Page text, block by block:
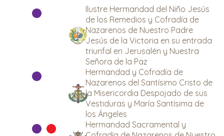
Ilustre Hermandad del Niño Jesús
de los Remedios y Cofradía de
Nazarenos de Nuestro Padre
Jesús de la Victoria en su entrada
triunfal en Jerusalén y Nuestra
Señora de la Paz
Hermandad y Cofradía de
Nazarenos del Santísimo Cristo de
la Misericordia Despojado de sus
Vestiduras y María Santísima de
los Ángeles
Hermandad Sacramental y